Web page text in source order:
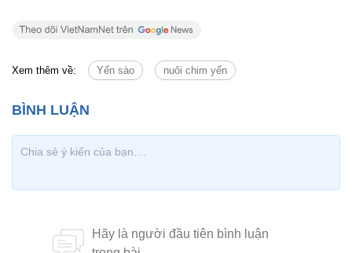
Xem thêm về: Yến sào nuôi chim yến